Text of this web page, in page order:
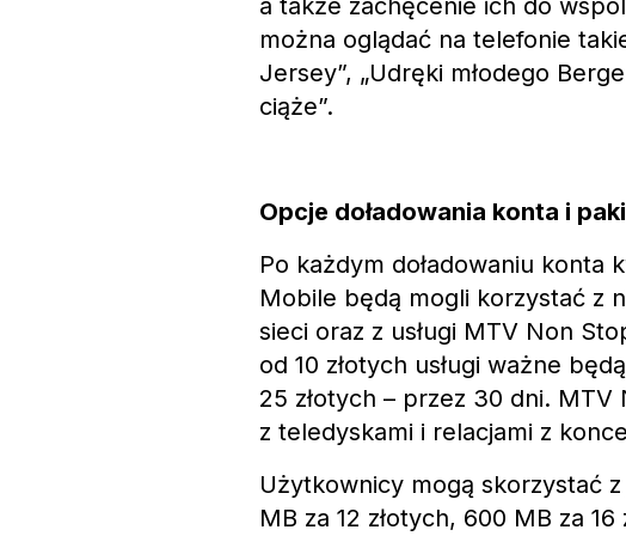
a także zachęcenie ich do
można oglądać na telefonie
Jersey”, „Udręki młodego
ciąże”.
Opcje doładowania konta i
Po każdym doładowaniu konta
Mobile będą mogli korzystać z
sieci oraz z usługi MTV Non
od 10 złotych usługi ważne
25 złotych – przez 30 dni.
z teledyskami i relacjami z
Użytkownicy mogą skorzystać
MB za 12 złotych, 600 MB za